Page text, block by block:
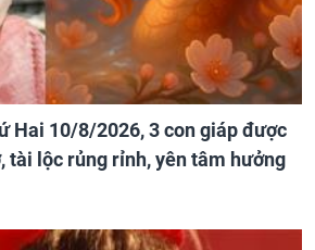
Hai 10/8/2026, 3 con giáp được
tài lộc rủng rỉnh, yên tâm hưởng